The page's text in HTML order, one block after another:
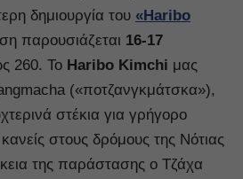
δημιουργία του «Haribo
παρουσιάζεται 16-17
260. Το Haribo Kimchi μας
(«ποτζανγκμάτσκα»),
στέκια για γρήγορο
στους δρόμους της Νότιας
της παράστασης ο Τζάχα